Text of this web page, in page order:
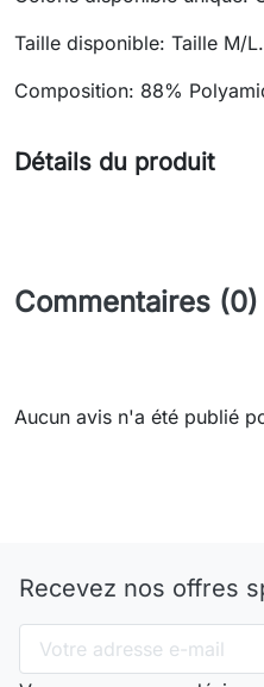
Taille disponible: Taille M/L.
Composition: 88%
Détails du produit
Commentaires (0)
Aucun avis n'a été publié
Recevez nos offres